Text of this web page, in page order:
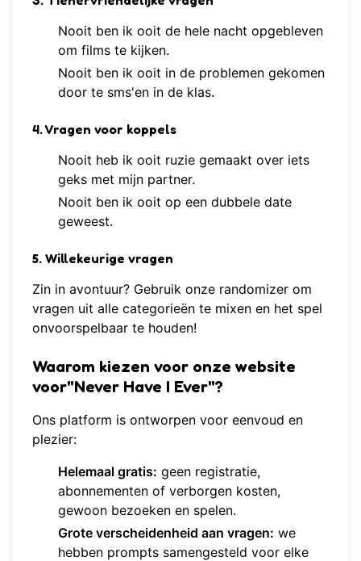
Nooit ben ik ooit de hele nacht opgebleven
om films te kijken.
Nooit ben ik ooit in de problemen gekomen
door te sms'en in de klas.
4. Vragen voor koppels
Nooit heb ik ooit ruzie gemaakt over iets
geks met mijn partner.
Nooit ben ik ooit op een dubbele date
geweest.
5. Willekeurige vragen
Zin in avontuur? Gebruik onze randomizer om
vragen uit alle categorieën te mixen en het spel
onvoorspelbaar te houden!
Waarom kiezen voor onze website
voor"Never Have I Ever"?
Ons platform is ontworpen voor eenvoud en
plezier:
Helemaal gratis: geen registratie,
abonnementen of verborgen kosten,
gewoon bezoeken en spelen.
Grote verscheidenheid aan vragen: we
hebben prompts samengesteld voor elke